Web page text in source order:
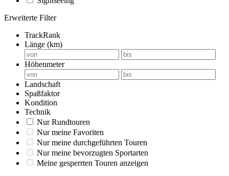
Erweiterte Filter
TrackRank
Länge (km)
Höhenmeter
Landschaft
Spaßfaktor
Kondition
Technik
Nur Rundtouren
Nur meine Favoriten
Nur meine durchgeführten Touren
Nur meine bevorzugten Sportarten
Meine gesperrten Touren anzeigen